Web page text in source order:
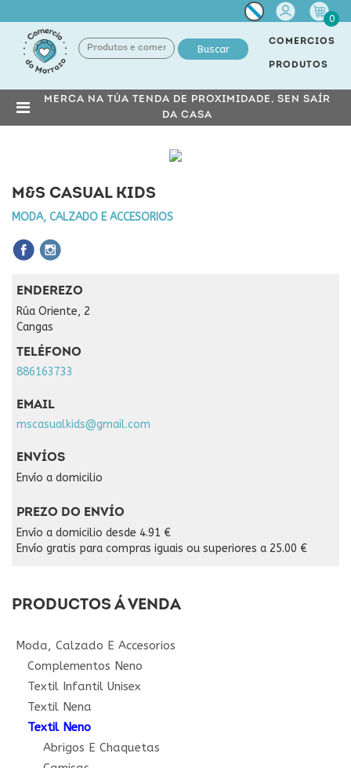
Miña
conta
0
Buscar
COMERCIOS
PRODUTOS
MERCA NA TÚA TENDA DE PROXIMIDADE, SEN SAÍR
DA CASA
M&S CASUAL KIDS
MODA, CALZADO E ACCESORIOS
ENDEREZO
Rúa Oriente, 2
Cangas
TELÉFONO
886163733
EMAIL
mscasualkids@gmail.com
ENVÍOS
Envío a domicilio
PREZO DO ENVÍO
Envío a domicilio desde 4.91 €
Envío gratis para compras iguais ou superiores a 25.00 €
PRODUCTOS Á VENDA
Moda, Calzado E Accesorios
Complementos Neno
Textil Infantil Unisex
Textil Nena
Textil Neno
Abrigos E Chaquetas